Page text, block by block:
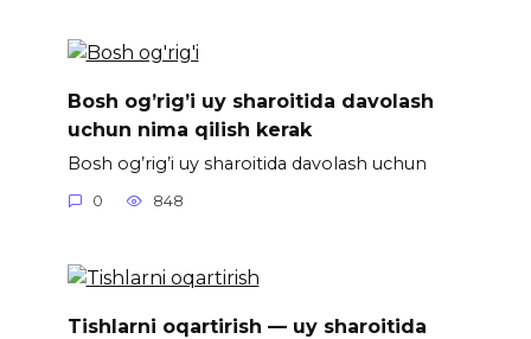
Bosh og’rig’i uy sharoitida davolash
uchun nima qilish kerak
Bosh og’rig’i uy sharoitida davolash uchun
0 848
Tishlarni oqartirish — uy sharoitida